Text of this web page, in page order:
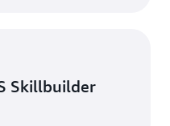
Skillbuilder